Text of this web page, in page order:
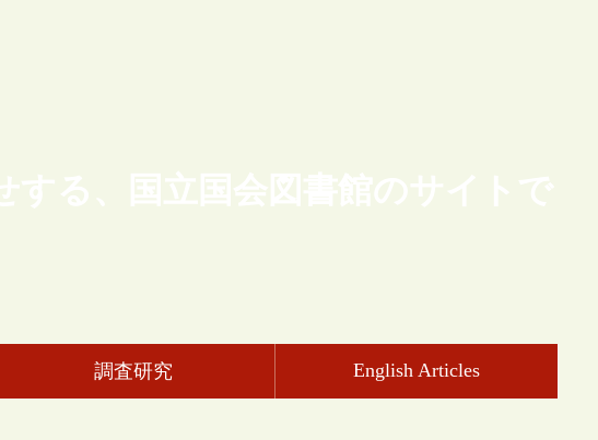
する、国立国会図書館のサイトで
調査研究 English Articles